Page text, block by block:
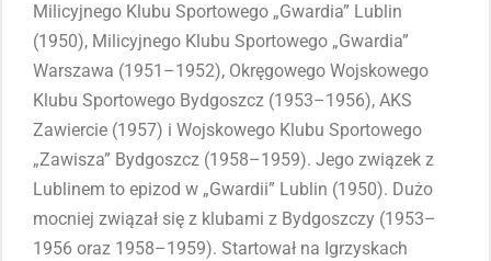
Milicyjnego Klubu Sportowego „Gwardia” Lublin
(1950), Milicyjnego Klubu Sportowego „Gwardia”
Warszawa (1951–1952), Okręgowego Wojskowego
Klubu Sportowego Bydgoszcz (1953–1956), AKS
Zawiercie (1957) i Wojskowego Klubu Sportowego
„Zawisza” Bydgoszcz (1958–1959). Jego związek z
Lublinem to epizod w „Gwardii” Lublin (1950). Dużo
mocniej związał się z klubami z Bydgoszczy (1953–
1956 oraz 1958–1959). Startował na Igrzyskach